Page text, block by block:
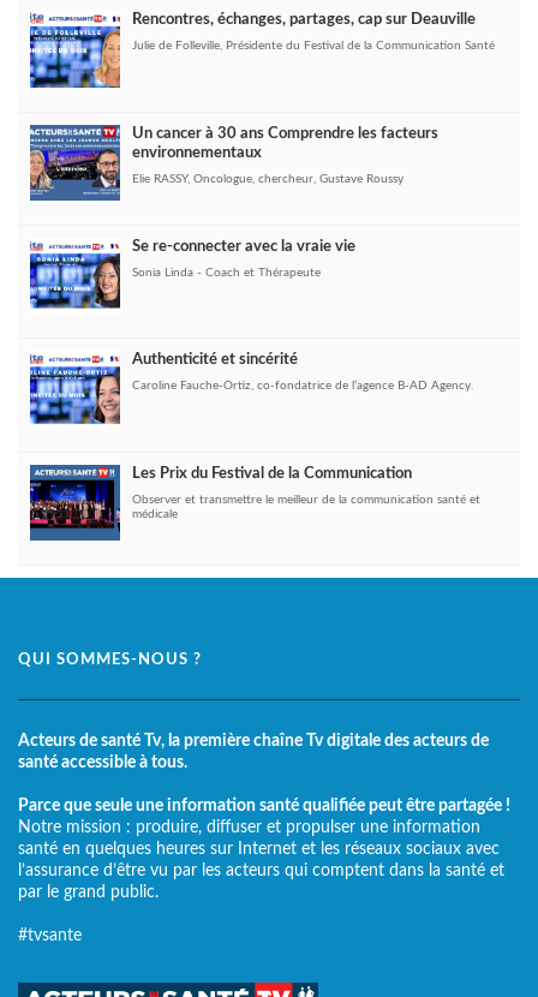
Rencontres, échanges, partages, cap sur Deauville
Julie de Folleville, Présidente du Festival de la Communication Santé
Un cancer à 30 ans Comprendre les facteurs
environnementaux
Elie RASSY, Oncologue, chercheur, Gustave Roussy
Se re-connecter avec la vraie vie
Sonia Linda - Coach et Thérapeute
Authenticité et sincérité
Caroline Fauche-Ortiz, co-fondatrice de l’agence B-AD Agency.
Les Prix du Festival de la Communication
Observer et transmettre le meilleur de la communication santé et
médicale
QUI SOMMES-NOUS ?
Acteurs de santé Tv, la première chaîne Tv digitale des acteurs de
santé accessible à tous.
Parce que seule une information santé qualifiée peut être partagée !
Notre mission : produire, diffuser et propulser une information
santé en quelques heures sur Internet et les réseaux sociaux avec
l’assurance d’être vu par les acteurs qui comptent dans la santé et
par le grand public.
#tvsante